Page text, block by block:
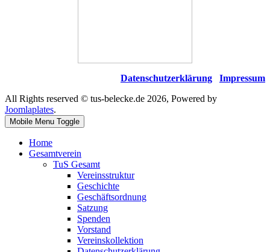
Datenschutzerklärung
Impressum
All Rights reserved © tus-belecke.de 2026, Powered by
Joomlaplates.
Mobile Menu Toggle
Home
Gesamtverein
TuS Gesamt
Vereinsstruktur
Geschichte
Geschäftsordnung
Satzung
Spenden
Vorstand
Vereinskollektion